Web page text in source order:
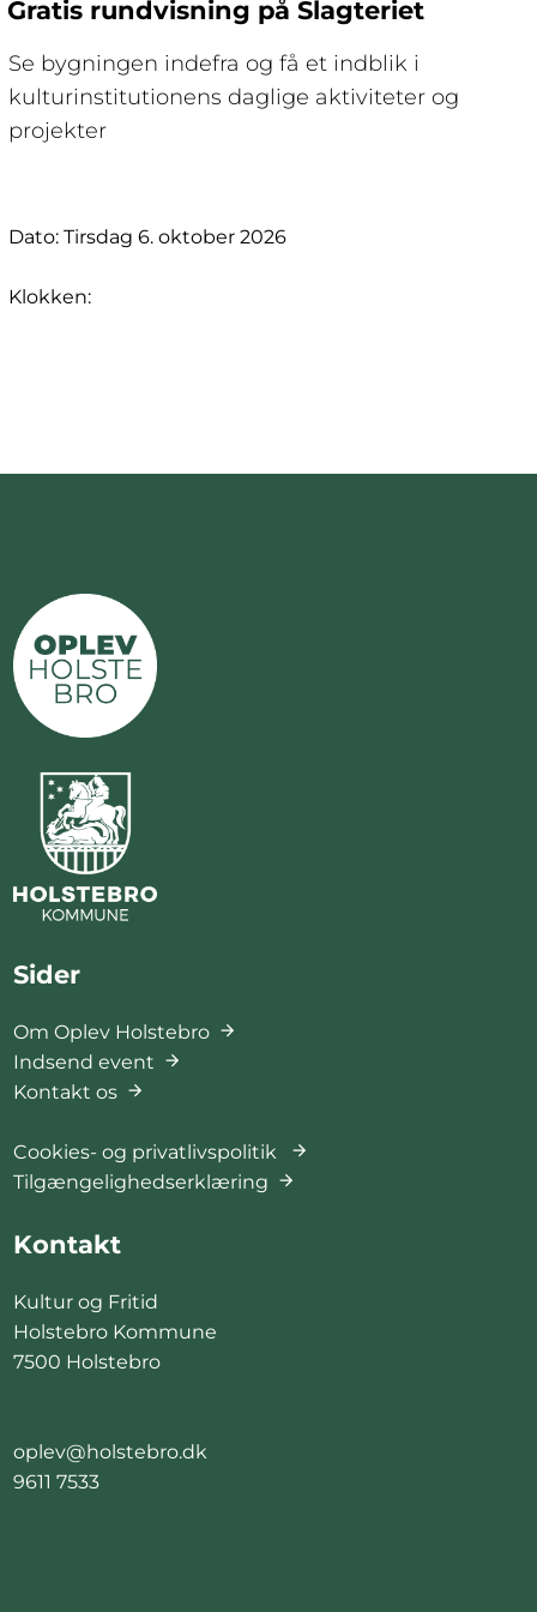
Gratis rundvisning på Slagteriet
Se bygningen indefra og få et indblik i
kulturinstitutionens daglige aktiviteter og
projekter
Dato: Tirsdag 6. oktober 2026
Klokken:
Sider
Om Oplev Holstebro
Indsend event
Kontakt os
Cookies- og privatlivspolitik
Tilgængelighedserklæring
Kontakt
Kultur og Fritid
Holstebro Kommune
7500 Holstebro
oplev@holstebro.dk
9611 7533